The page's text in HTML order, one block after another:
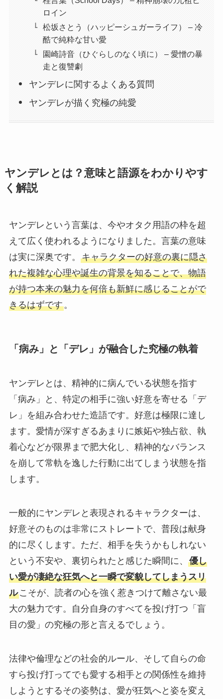
ロイン
松坂さとう（ハッピーシュガーライフ） – 冷
酷で純粋な甘い愛
園崎詩音（ひぐらしのなく頃に） – 愛憎の暴
走と復讐劇
ヤンデレに関するよくある質問
ヤンデレが描く究極の純愛
ヤンデレとは？意味と語源をわかりやす
く解説
ヤンデレという言葉は、今やオタク用語の枠を超
えて広く使われるようになりました。言葉の意味
は実に深奥です。 キャラクターの好意の裏に隠さ
れた複雑な心理や誕生の背景を知ることで、物語
が持つ本来の魅力を何倍も新鮮に感じることがで
きるはずです。
「病み」と「デレ」が融合した究極の執着
ヤンデレとは、精神的に病んでいる状態を指す
「病み」と、特定の相手に強い好意を寄せる「デ
レ」を組み合わせた造語です。好意は極限に達し
ます。愛情が深すぎるあまりに嫉妬や独占欲、執
着心などが限界まで肥大化し、精神的なバランス
を崩して常軌を逸した行動に出てしまう状態を指
します。
一般的にヤンデレと表現されるキャラクターは、
好意そのものは非常にストレートで、普段は献身
的に尽くします。ただ、相手を失うかもしれない
という不安や、裏切られたと感じた瞬間に、 優し
い愛が凄絶な狂気へと一瞬で変貌してしまうスリ
ルこそが、読者の心を強く惹きつけて離さない最
大の魅力です。自分自身のすべてを投げ打つ「盲
目の愛」の究極の形と言えるでしょう。
法律や倫理などの社会的ルール、そして自らの命
すら投げ打ってでも愛する相手との関係性を維持
しようとするその姿勢は、愛が狂気へと姿を変え